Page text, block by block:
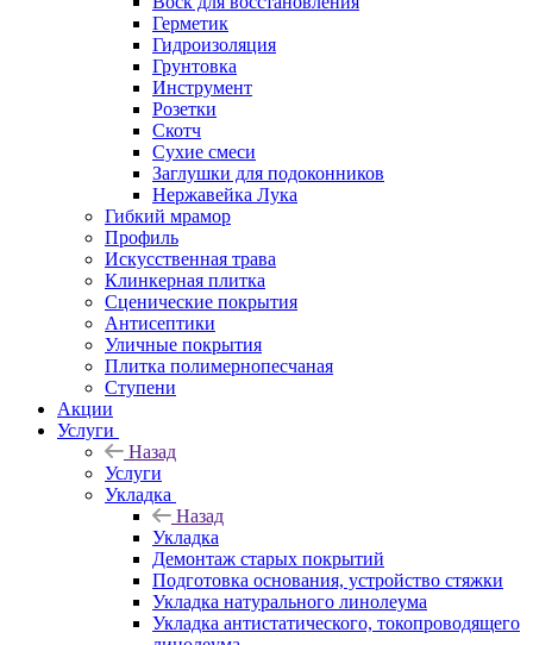
Герметик
Гидроизоляция
Грунтовка
Инструмент
Розетки
Скотч
Сухие смеси
Заглушки для подоконников
Нержавейка Лука
Гибкий мрамор
Профиль
Искусственная трава
Клинкерная плитка
Сценические покрытия
Антисептики
Уличные покрытия
Плитка полимернопесчаная
Ступени
Акции
Услуги
Назад
Услуги
Укладка
Назад
Укладка
Демонтаж старых покрытий
Подготовка основания, устройство стяжки
Укладка натурального линолеума
Укладка антистатического, токопроводящего